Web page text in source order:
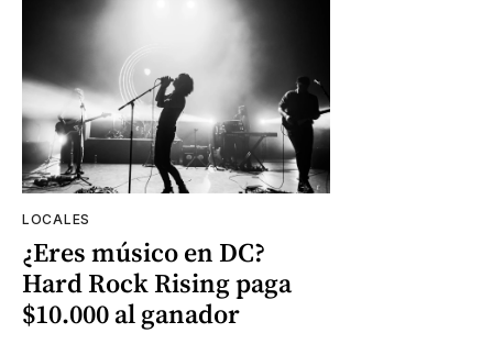
LOCALES
¿Eres músico en DC?
Hard Rock Rising paga
$10.000 al ganador